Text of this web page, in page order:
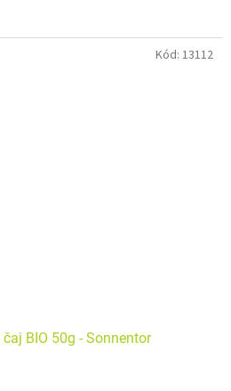
čaj BIO.
BIO 50g - Sonnentor
Kód: 13112